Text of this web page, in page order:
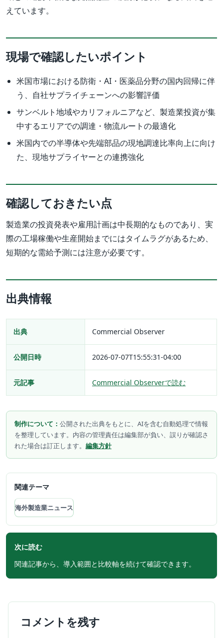
えています。
現場で確認したいポイント
米国市場における防衛・AI・医薬品分野の国内回帰に伴
う、自社サプライチェーンへの影響評価
サンベルト地域やカリフォルニアなど、製造業投資が集
中するエリアでの調達・物流ルートの最適化
米国内での半導体や先端部品の現地調達比率向上に向け
た、現地サプライヤーとの連携強化
確認しておきたい点
製造業の投資発表や雇用計画は中長期的なものであり、実
際の工場稼働や生産開始までにはタイムラグがあるため、
短期的な需給予測には注意が必要です。
出典情報
出典 Commercial Observer
公開日時 2026-07-07T15:55:31-04:00
元記事 Commercial Observerで読む
制作について： 公開された出典をもとに、AIを含む自動処理で情報
を整理しています。内容の管理責任は編集部が負い、誤りが確認さ
れた場合は訂正します。 編集方針
関連テーマ
海外製造業ニュース
次に読む
関連記事から、導入範囲と比較軸を続けて確認できます。
コメントを残す